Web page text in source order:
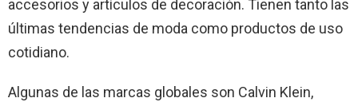
accesorios y artículos de decoración. Tienen tanto las
últimas tendencias de moda como productos de uso
cotidiano.
Algunas de las marcas globales son Calvin Klein,